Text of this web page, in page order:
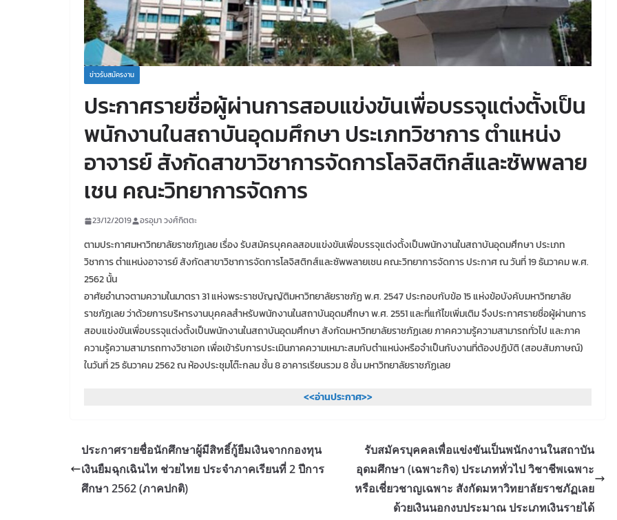
ข่าวรับสมัครงาน
ประกาศรายชื่อผู้ผ่านการสอบแข่งขันเพื่อบรรจุแต่งตั้งเป็น
พนักงานในสถาบันอุดมศึกษา ประเภทวิชาการ ตำแหน่ง
อาจารย์ สังกัดสาขาวิชาการจัดการโลจิสติกส์และซัพพลาย
เชน คณะวิทยาการจัดการ
23/12/2019 อรอุมา วงศ์กิตตะ
ตามประกาศมหาวิทยาลัยราชภัฏเลย เรื่อง รับสมัครบุคคลสอบแข่งขันเพื่อบรรจุแต่งตั้งเป็นพนักงานในสถาบันอุดมศึกษา ประเภท
วิชาการ ตำแหน่งอาจารย์ สังกัดสาขาวิชาการจัดการโลจิสติกส์และซัพพลายเชน คณะวิทยาการจัดการ ประกาศ ณ วันที่ 19 ธันวาคม พ.ศ.
2562 นั้น
อาศัยอำนาจตามความในมาตรา 31 แห่งพระราชบัญญัติมหาวิทยาลัยราชภัฏ พ.ศ. 2547 ประกอบกับข้อ 15 แห่งข้อบังคับมหาวิทยาลัย
ราชภัฏเลย ว่าด้วยการบริหารงานบุคคลสำหรับพนักงานในสถาบันอุดมศึกษา พ.ศ. 2551 และที่แก้ไขเพิ่มเติม จึงประกาศรายชื่อผู้ผ่านการ
สอบแข่งขันเพื่อบรรจุแต่งตั้งเป็นพนักงานในสถาบันอุดมศึกษา สังกัดมหาวิทยาลัยราชภัฏเลย ภาคความรู้ความสามารถทั่วไป และภาค
ความรู้ความสามารถทางวิชาเอก เพื่อเข้ารับการประเมินภาคความเหมาะสมกับตำแหน่งหรือจำเป็นกับงานที่ต้องปฏิบัติ (สอบสัมภาษณ์)
ในวันที่ 25 ธันวาคม 2562 ณ ห้องประชุมโต๊ะกลม ชั้น 8 อาคารเรียนรวม 8 ชั้น มหาวิทยาลัยราชภัฏเลย
<<อ่านประกาศ>>
ประกาศรายชื่อนักศึกษาผู้มีสิทธิ์กู้ยืมเงินจากกองทุน
เงินยืมฉุกเฉินไท ช่วยไทย ประจำภาคเรียนที่ 2 ปีการ
ศึกษา 2562 (ภาคปกติ)
รับสมัครบุคคลเพื่อแข่งขันเป็นพนักงานในสถาบัน
อุดมศึกษา (เฉพาะกิจ) ประเภททั่วไป วิชาชีพเฉพาะ
หรือเชี่ยวชาญเฉพาะ สังกัดมหาวิทยาลัยราชภัฏเลย
ด้วยเงินนอกงบประมาณ ประเภทเงินรายได้